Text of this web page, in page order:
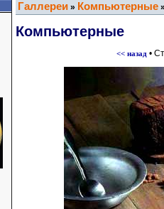
Галлереи » Компьютерные
Компьютерные
<< назад •